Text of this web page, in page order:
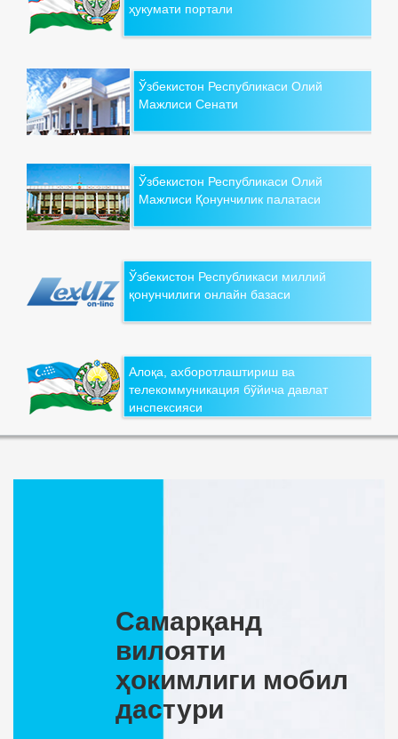
ҳукумати портали
Ўзбекистон Республикаси Олий
Мажлиси Сенати
Ўзбекистон Республикаси Олий
Мажлиси Қонунчилик палатаси
Ўзбекистон Республикаси миллий
қонунчилиги онлайн базаси
Алоқа, ахборотлаштириш ва
телекоммуникация бўйича давлат
инспексияси
Самарқанд
вилояти
ҳокимлиги мобил
дастури